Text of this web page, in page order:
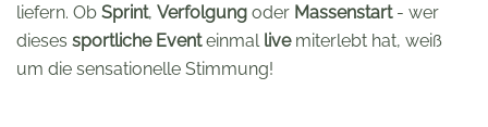
liefern. Ob Sprint, Verfolgung oder Massenstart- wer
dieses sportliche Eventeinmal livemiterlebt hat, weiß
um die sensationelle Stimmung!